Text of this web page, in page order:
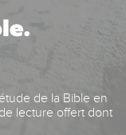
de la Bible en
lecture offert dont